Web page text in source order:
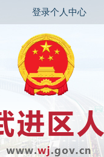
登录个人中心